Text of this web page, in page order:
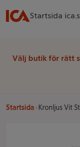
Startsida
Välj butik för rätt
Startsida Kronljus Vit